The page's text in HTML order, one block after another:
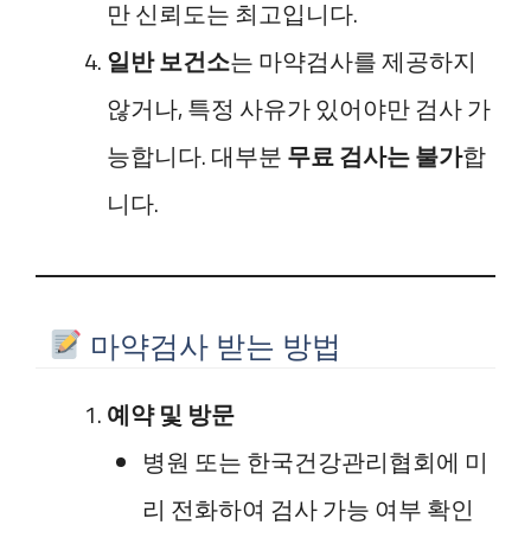
만 신뢰도는 최고입니다.
일반 보건소는 마약검사를 제공하지
않거나, 특정 사유가 있어야만 검사 가
능합니다. 대부분무료 검사는 불가합
니다.
마약검사 받는 방법
예약 및 방문
병원 또는 한국건강관리협회에 미
리 전화하여 검사 가능 여부 확인